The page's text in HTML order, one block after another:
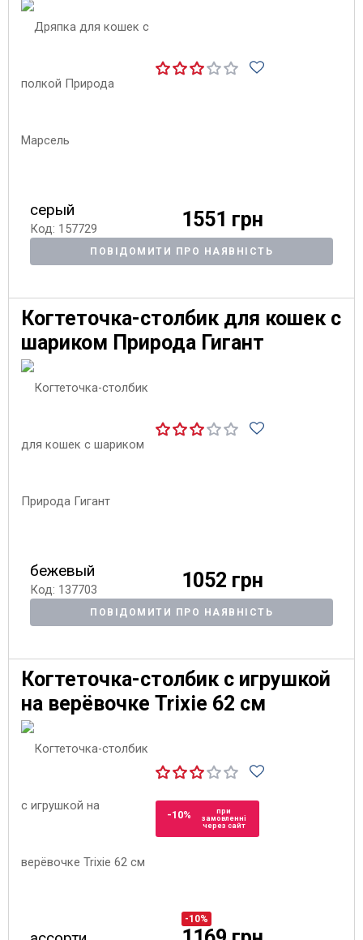
серый
Код: 157729 1551 грн
ПОВІДОМИТИ ПРО НАЯВНІСТЬ
Когтеточка-столбик для кошек с
шариком Природа Гигант
бежевый
Код: 137703 1052 грн
ПОВІДОМИТИ ПРО НАЯВНІСТЬ
Когтеточка-столбик с игрушкой
на верёвочке Trixie 62 см
-10%
при
замовленні
через сайт
-10%